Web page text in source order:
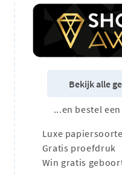
Bekijk alle
...en bestel
Luxe
Gratis proefdruk
Win gratis